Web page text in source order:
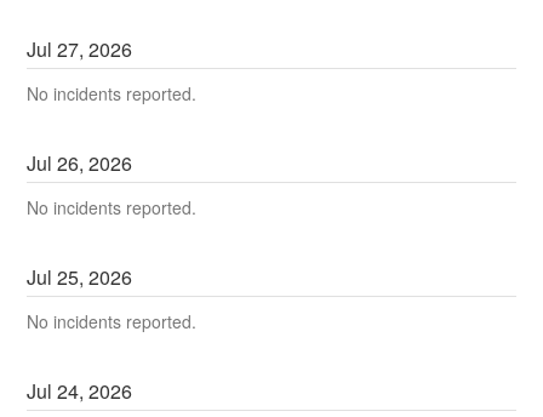
Jul27,2026
No incidents reported.
Jul26,2026
No incidents reported.
Jul25,2026
No incidents reported.
Jul24,2026